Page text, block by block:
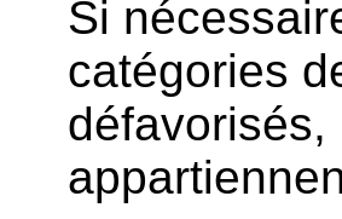
Si
catégories